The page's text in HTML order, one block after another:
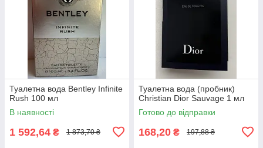
Туалетна вода Bentley Infinite
Rush 100 мл
В наявності
1 592,64 ₴ 1 873,70 ₴
Туалетна вода (пробник)
Christian Dior Sauvage 1 мл
Готово до відправки
168,20 ₴ 197,88 ₴